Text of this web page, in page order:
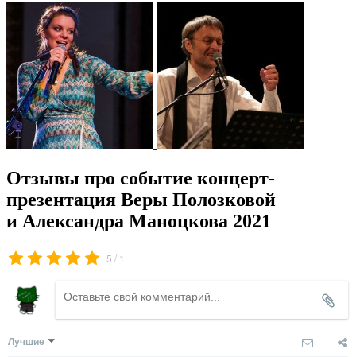
Отзывы про событие концерт-
презентация Веры Полозковой
и Александра Маноцкова 2021
5 / 1
Лучшие